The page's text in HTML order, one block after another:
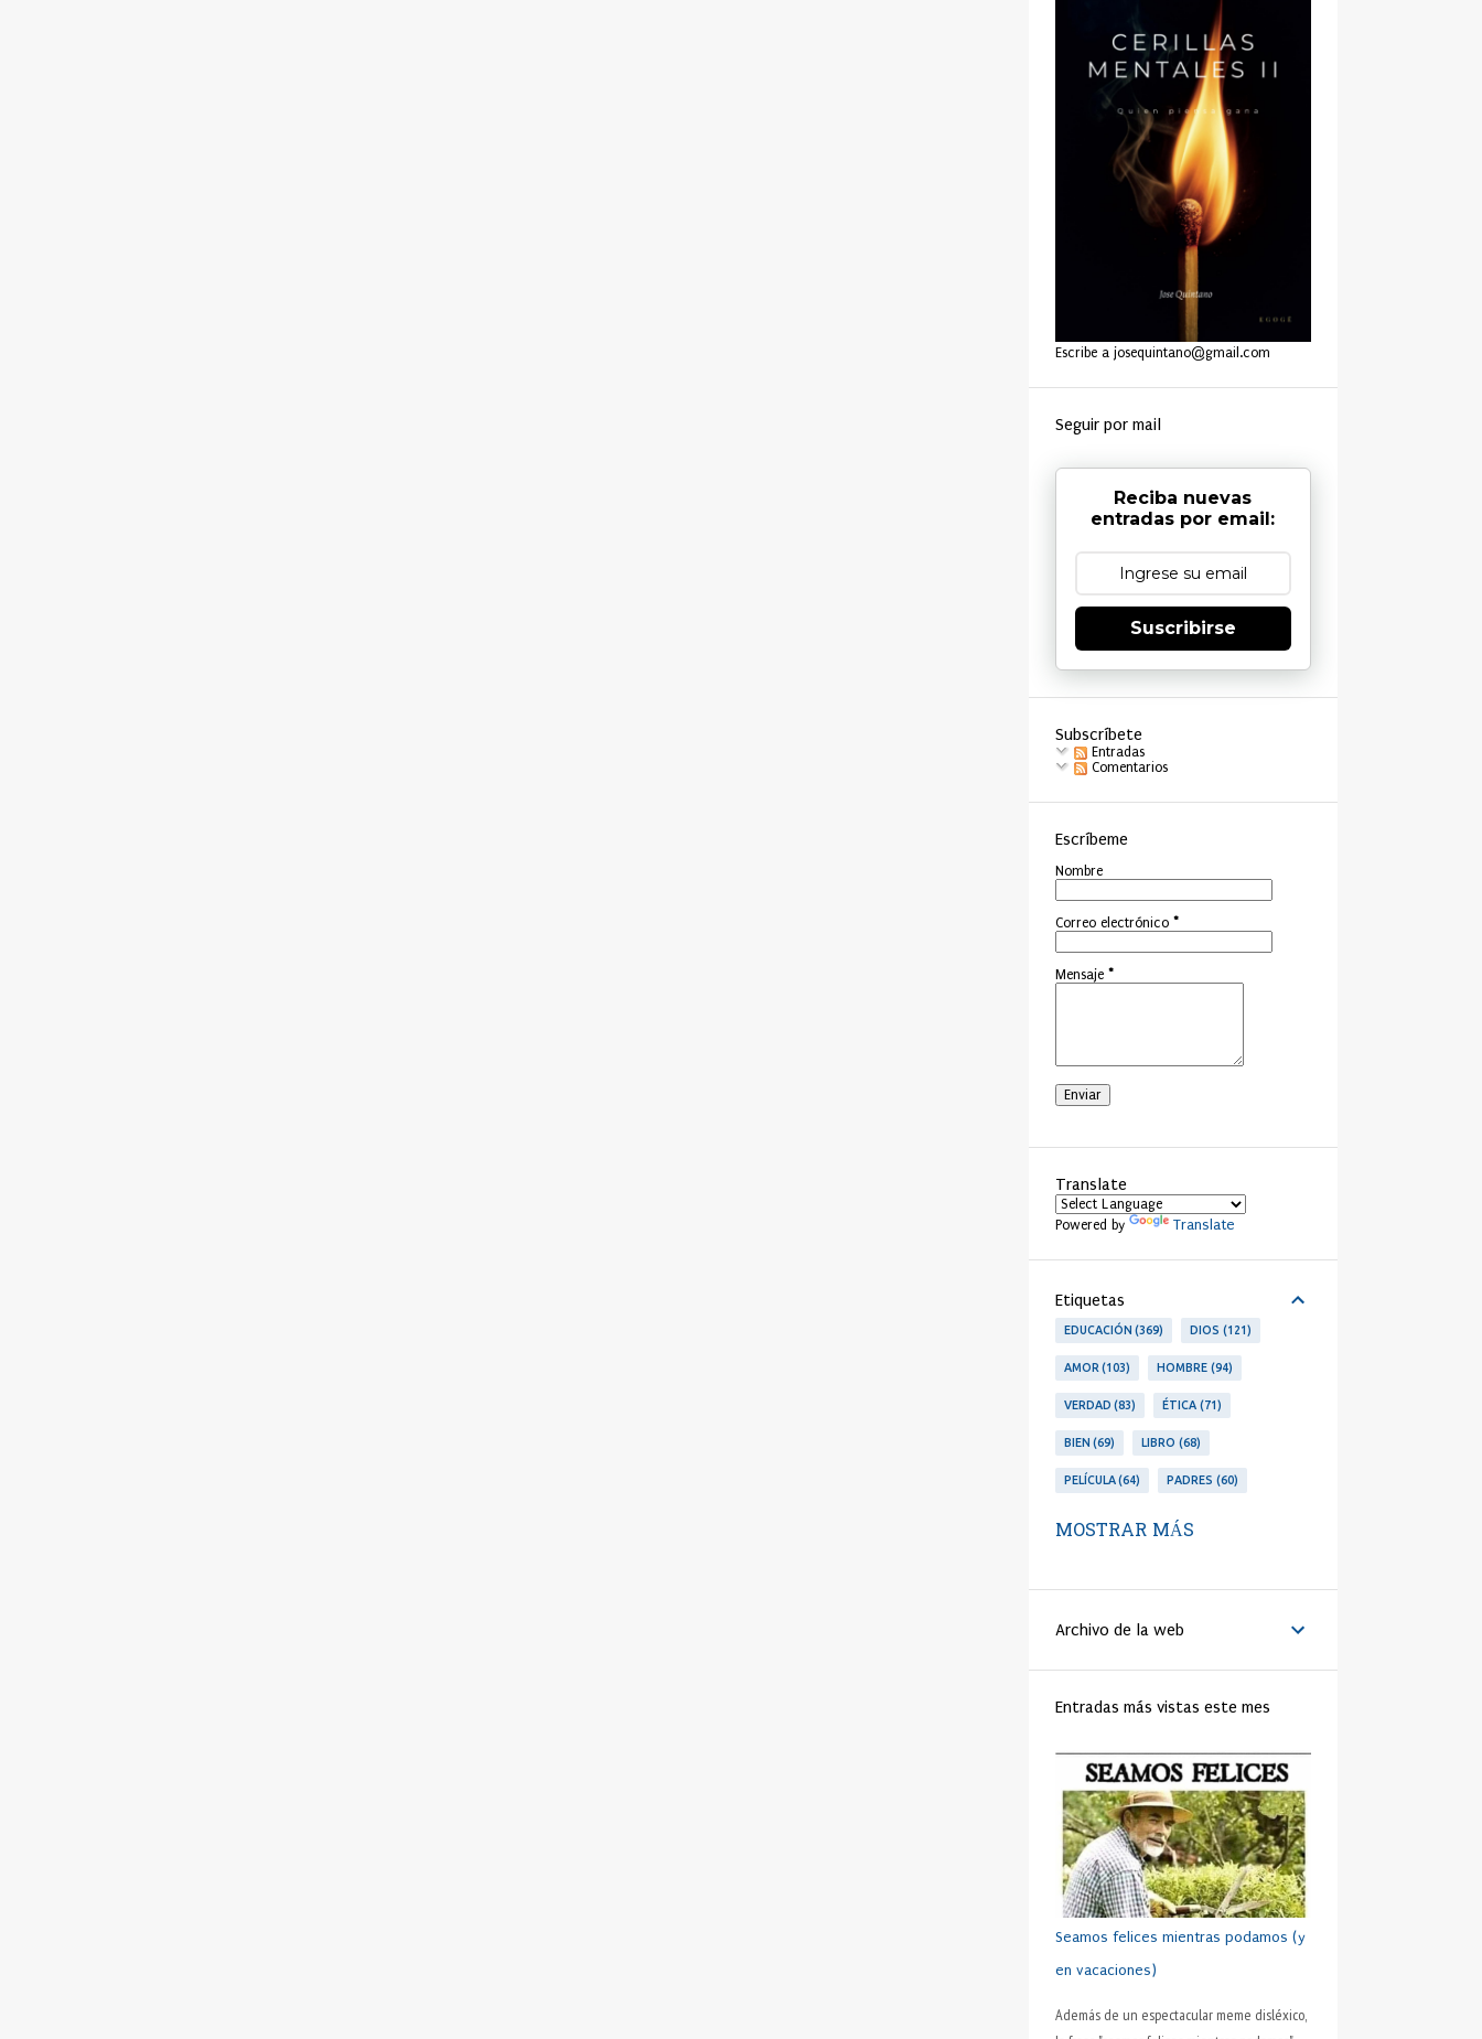
Escribe a josequintano@gmail.com
Seguir por mail
Reciba nuevas
entradas por email:
Suscribirse
Subscríbete
Entradas
Comentarios
Escríbeme
Nombre
Correo electrónico *
Mensaje *
Translate
Powered by Translate
Etiquetas
EDUCACIÓN 369 DIOS 121
AMOR 103 HOMBRE 94
VERDAD 83 ÉTICA 71
BIEN 69 LIBRO 68
PELÍCULA 64 PADRES 60
PERSONA
BENEDICTO XVI 44
MATRIMONIO 44
RELIGIÓN 41 FAMILIA 40
TRABAJO 40 JÓVENES 39
IGLESIA 37 MORAL 37
SHAKESPEARE 35 DINERO 35
CRISTIANISMO 34 HUMANO 34
PRUDENCIA 34 METÁFORA 33
32 ADOLESCENTE 31
HOMBRES 31
MOSTRAR MÁS
Archivo de la web
Entradas más vistas este mes
Seamos felices mientras podamos (y
en vacaciones)
Además de un espectacular meme disléxico,